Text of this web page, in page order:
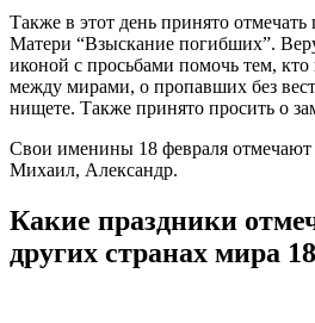
Также в этот день принято
Матери “Взыскание погибших”.
иконой с просьбами помочь тем, кто
между мирами, о пропавших без
нищете. Также принято просить о
Свои именины 18 февраля отмечают
Михаил, Александр.
Какие праздники
других странах мира